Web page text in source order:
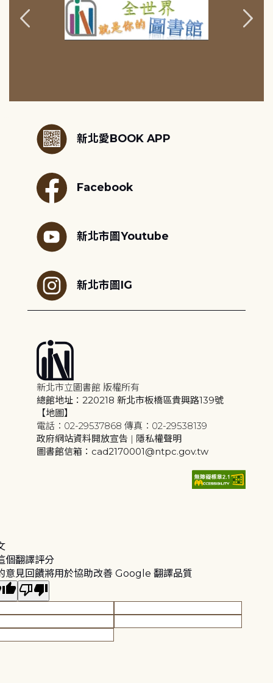
新北愛BOOK APP
Facebook
新北市圖Youtube
新北市圖IG
新北市立圖書館 版權所有
總館地址：220218 新北市板橋區貴興路139號
【地圖】
電話：02-29537868 傳真：02-29538139
政府網站資料開放宣告 | 隱私權聲明
圖書館信箱：cad2170001@ntpc.gov.tw
個翻譯評分
意見回饋將用於協助改善 Google 翻譯品質